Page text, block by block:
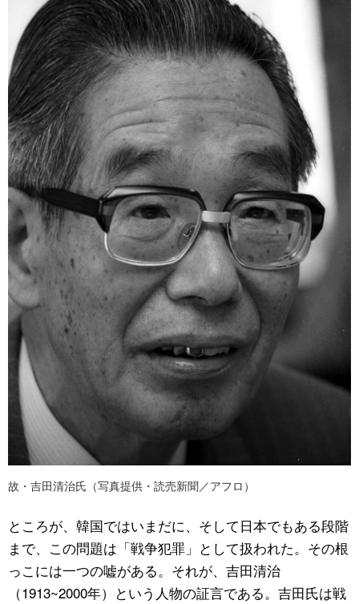
故・吉田清治氏（写真提供・読売新聞／アフロ）
ところが、韓国ではいまだに、そして日本でもある段階
まで、この問題は「戦争犯罪」として扱われた。その根
っこには一つの嘘がある。それが、吉田清治
（1913~2000年）という人物の証言である。吉田氏は戦